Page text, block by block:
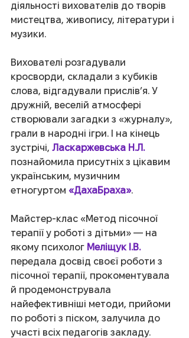
діяльності вихователів до творів
мистецтва, живопису, літератури і
музики.
Вихователі розгадували
кросворди, складали з кубиків
слова, відгадували прислів’я. У
дружній, веселій атмосфері
створювали загадки з «журналу»,
грали в народні ігри. І на кінець
зустрічі, Ласкаржевська Н.Л.
познайомила присутніх з цікавим
українським, музичним
етногуртом «ДахаБраха».
Майстер-клас «Метод пісочної
терапії у роботі з дітьми» — на
якому психолог Меліщук І.В.
передала досвід своєї роботи з
пісочної терапії, прокоментувала
й продемонструвала
найефективніші методи, прийоми
по роботі з піском, залучила до
участі всіх педагогів закладу.